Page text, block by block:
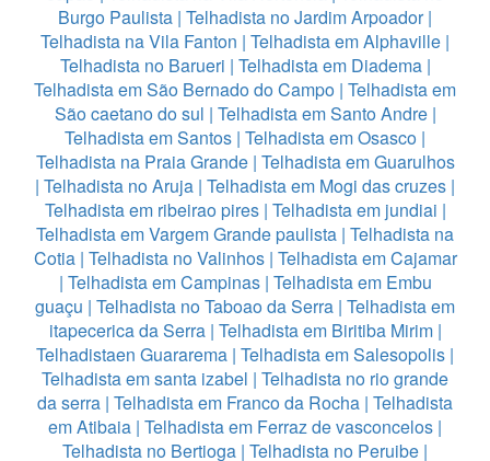
Burgo Paulista | Telhadista no Jardim Arpoador|
Telhadista na Vila Fanton | Telhadista em Alphaville |
Telhadista no Barueri | Telhadista em Diadema|
Telhadista em São Bernado do Campo | Telhadista em
São caetano do sul | Telhadista em Santo Andre|
Telhadista em Santos | Telhadista em Osasco |
Telhadista na Praia Grande| Telhadista em Guarulhos
| Telhadista no Aruja | Telhadista em Mogi das cruzes |
Telhadista em ribeirao pires| Telhadista em jundiai |
Telhadista em Vargem Grande paulista | Telhadista na
Cotia| Telhadista no Valinhos| Telhadista em Cajamar
| Telhadista em Campinas| Telhadista em Embu
guaçu | Telhadista no Taboao da Serra | Telhadista em
itapecerica da Serra| Telhadista em Biritiba Mirim|
Telhadistaen Guararema | Telhadista em Salesopolis |
Telhadista em santa izabel | Telhadista no rio grande
da serra | Telhadista em Franco da Rocha | Telhadista
em Atibaia | Telhadista em Ferraz de vasconcelos |
Telhadista no Bertioga | Telhadista no Peruibe |